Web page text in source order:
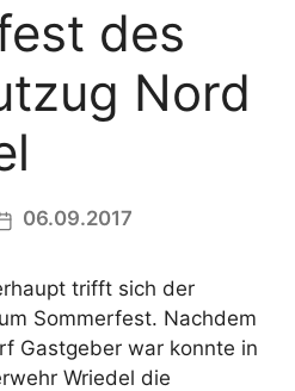
des
Nord
06.09.2017
trifft sich der
Sommerfest. Nachdem
Gastgeber war konnte in
Wriedel die